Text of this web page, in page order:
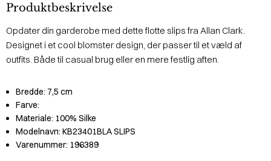
Produktbeskrivelse
Opdater din garderobe med dette flotte slips fra Allan Clark.
Designet i et cool blomster design, der passer til et væld af
outfits. Både til casual brug eller en mere festlig aften.
Bredde: 7,5 cm
Farve:
Materiale: 100% Silke
Modelnavn: KB23401BLA SLIPS
Varenummer: 196389